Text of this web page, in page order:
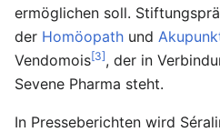
ermöglichen soll.
der Homöopath und
Vendomois[3], der in
Sevene Pharma steht.
In Presseberichten wird